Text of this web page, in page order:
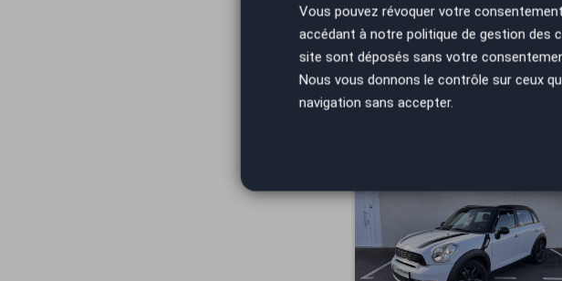
Vous pouvez révoquer votre
accédant à notre politique de gestion des
site sont déposés sans votre
Nous vous donnons le contrôle sur ceux
navigation sans accepter.